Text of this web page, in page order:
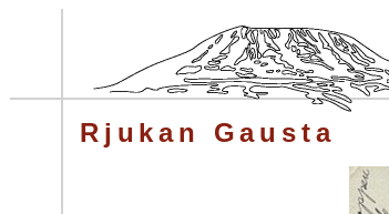
Rjukan Gausta